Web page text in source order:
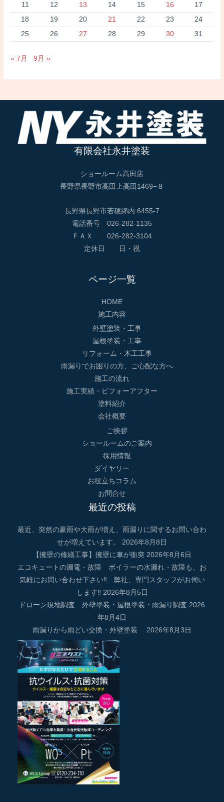
11
12 13 14 15 16
17
18
19 20 21 22 23
24
25
26 27 28 29 30 31
« 7月 9月 »
有限会社永井塗装
ショールーム高田店
長野県長野市高田上高田1469−８
長野県長野市若穂綿内 6455-7
電話番号 026-282-1135
ＦＡＸ 026-282-3104
定休日 日・祝
ページ一覧
HOME
施工内容
外壁塗装・工事
屋根塗装・工事
リフォーム・木工工事
雨漏りでお困りの方、ご心配な方へ
施工の流れ
施工実績・ビフォーアフター
塗料紹介
会社概要
ご挨拶
ショールームのご案内
採用情報
ダイヤリー
お役立ちコラム
お問合せ
最近の投稿
最近、突然の豪雨や大雨が増え、雨漏りに関するお問い合わ
せが増えています。
2026年8月8日
【擁壁の修繕工事】擁壁に車が衝突 2026年8月6日
エコキュートの漏電・故障 ボイラーの水漏れ・故障も、お
気軽にお問い合わせ下さい‼ 弊社、専門スタッフがお伺い
します‼ 2026年8月5日
ドローン現地調査 外壁塗装・屋根塗装・雨漏り調査 2026
年8月4日
雨漏りから雨どい交換・外壁塗装
2026年8月3日